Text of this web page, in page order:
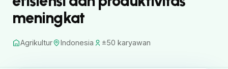
meningkat
Agrikultur Indonesia ±50 karyawan